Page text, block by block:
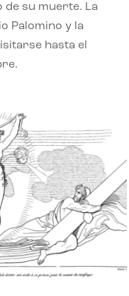
su muerte. La
Palomino y la
hasta el